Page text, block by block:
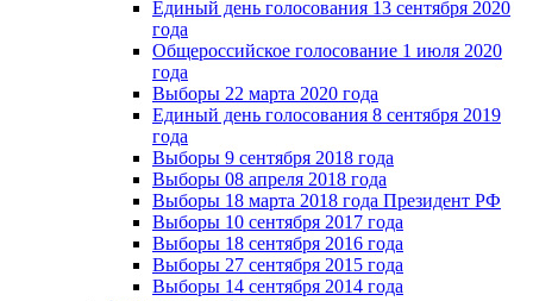
Единый день голосования 13 сентября 2020
года
Общероссийское голосование 1 июля 2020
года
Выборы 22 марта 2020 года
Единый день голосования 8 сентября 2019
года
Выборы 9 сентября 2018 года
Выборы 08 апреля 2018 года
Выборы 18 марта 2018 года Президент РФ
Выборы 10 сентября 2017 года
Выборы 18 сентября 2016 года
Выборы 27 сентября 2015 года
Выборы 14 сентября 2014 года